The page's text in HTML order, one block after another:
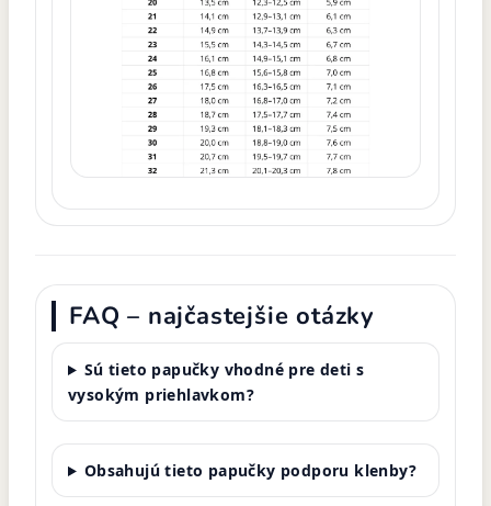
FAQ – najčastejšie otázky
Sú tieto papučky vhodné pre deti s
vysokým priehlavkom?
Obsahujú tieto papučky podporu klenby?